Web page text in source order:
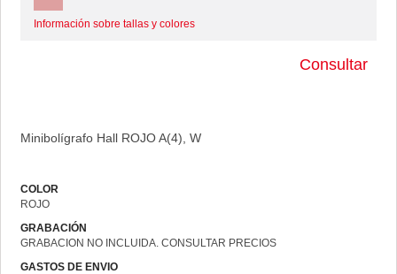
Información sobre tallas y colores
Consultar
Minibolígrafo Hall ROJO A(4), W
COLOR
ROJO
GRABACIÓN
GRABACION NO INCLUIDA. CONSULTAR PRECIOS
GASTOS DE ENVIO